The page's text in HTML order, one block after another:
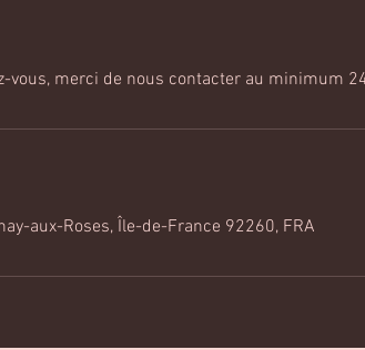
vous, merci de nous contacter au minimum
aux-Roses, Île-de-France 92260, FRA